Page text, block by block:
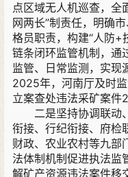
点区域无人机巡查，全
网两长”制责任，明确
格员职责，构建“人防+
链条闭环监管机制，通
监管、日常监测，实现
2025年，河南厅及时
立案查处违法采矿案件
二是坚持协调联动、
衔接、行纪衔接、府检
财政、农业农村等九部
法体制机制促进执法监
解矿产资源违法案件移